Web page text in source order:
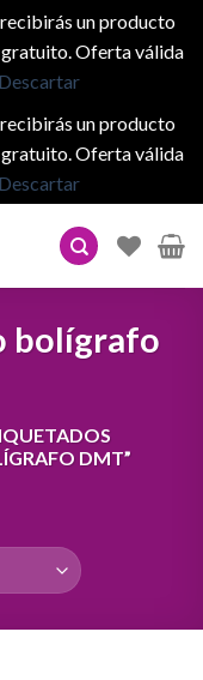
un producto
Oferta válida
Descartar
un producto
Oferta válida
Descartar
bolígrafo
DMT”